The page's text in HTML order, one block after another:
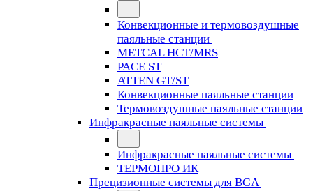
Конвекционные и термовоздушные
паяльные станции
METCAL HCT/MRS
PACE ST
ATTEN GT/ST
Конвекционные паяльные станции
Термовоздушные паяльные станции
Инфракрасные паяльные системы
Инфракрасные паяльные системы
ТЕРМОПРО ИК
Прецизионные системы для BGA